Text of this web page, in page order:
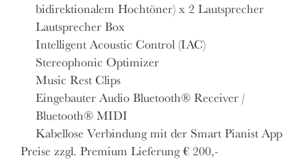
bidirektionalem Hochtöner) x 2 Lautsprecher
Lautsprecher Box
Intelligent Acoustic Control (IAC)
Stereophonic Optimizer
Music Rest Clips
Eingebauter Audio Bluetooth® Receiver /
Bluetooth® MIDI
Kabellose Verbindung mit der Smart Pianist App
Preise zzgl. Premium Lieferung € 200,-